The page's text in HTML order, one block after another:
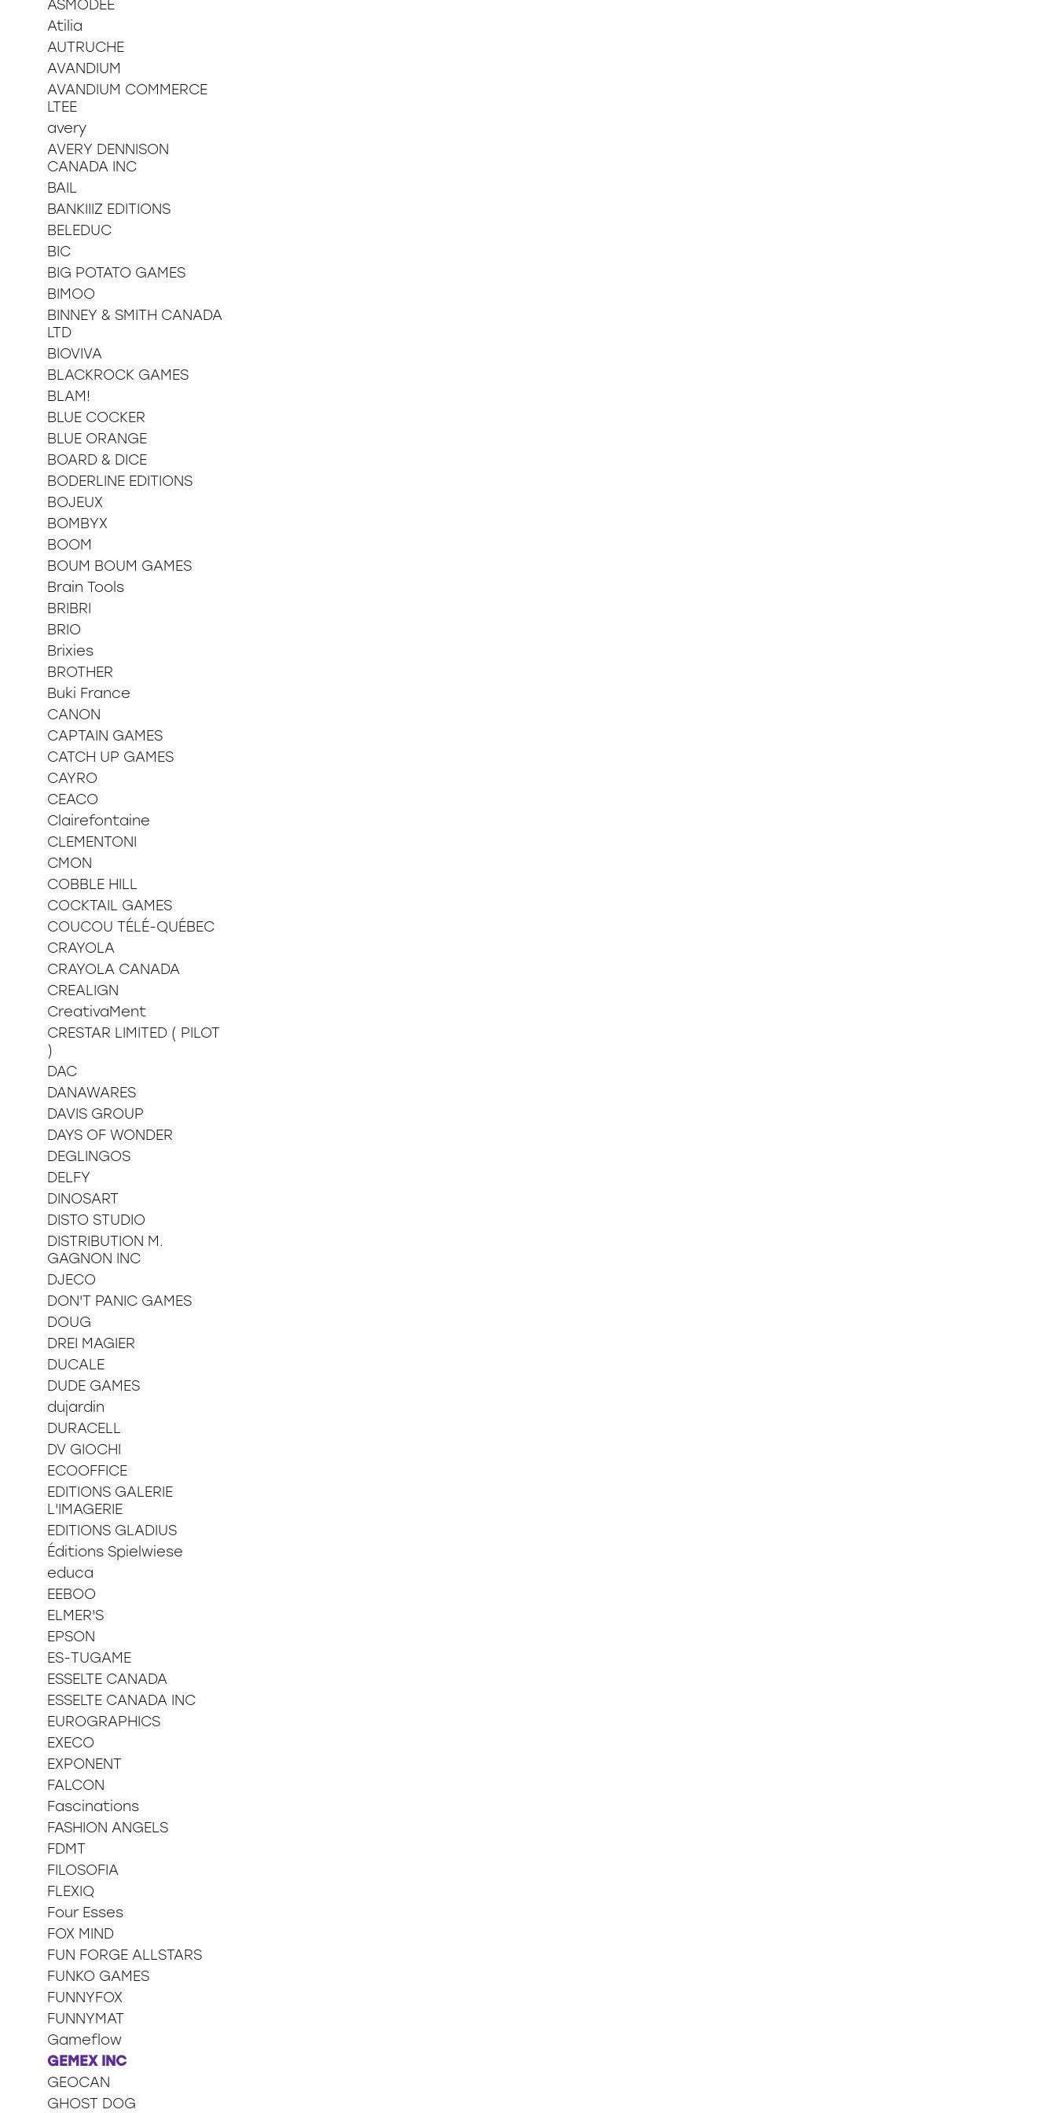
36 pièces
49 pièces
54 pièces
150 pièces xxl
200 pièces xxl
250 pièces
300 pièces xxl
ASMODEE
Atilia
AUTRUCHE
AVANDIUM
AVANDIUM COMMERCE
LTEE
avery
AVERY DENNISON
CANADA INC
BAIL
BANKIIIZ EDITIONS
BELEDUC
BIC
BIG POTATO GAMES
BIMOO
BINNEY & SMITH CANADA
LTD
BIOVIVA
BLACKROCK GAMES
BLAM!
BLUE COCKER
BLUE ORANGE
BOARD & DICE
BODERLINE EDITIONS
BOJEUX
BOMBYX
BOOM
BOUM BOUM GAMES
Brain Tools
BRIBRI
BRIO
Brixies
BROTHER
Buki France
CANON
CAPTAIN GAMES
CATCH UP GAMES
CAYRO
CEACO
Clairefontaine
CLEMENTONI
CMON
COBBLE HILL
COCKTAIL GAMES
COUCOU TÉLÉ-QUÉBEC
CRAYOLA
CRAYOLA CANADA
CREALIGN
CreativaMent
CRESTAR LIMITED ( PILOT
)
DAC
DANAWARES
DAVIS GROUP
DAYS OF WONDER
DEGLINGOS
DELFY
DINOSART
DISTO STUDIO
DISTRIBUTION M.
GAGNON INC
DJECO
DON'T PANIC GAMES
DOUG
DREI MAGIER
DUCALE
DUDE GAMES
dujardin
DURACELL
DV GIOCHI
ECOOFFICE
EDITIONS GALERIE
L'IMAGERIE
EDITIONS GLADIUS
Éditions Spielwiese
educa
EEBOO
ELMER'S
EPSON
ES-TUGAME
ESSELTE CANADA
ESSELTE CANADA INC
EUROGRAPHICS
EXECO
EXPONENT
FALCON
Fascinations
FASHION ANGELS
FDMT
FILOSOFIA
FLEXIQ
Four Esses
FOX MIND
FUN FORGE ALLSTARS
FUNKO GAMES
FUNNYFOX
FUNNYMAT
Gameflow
GEMEX INC
GEOCAN
GHOST DOG